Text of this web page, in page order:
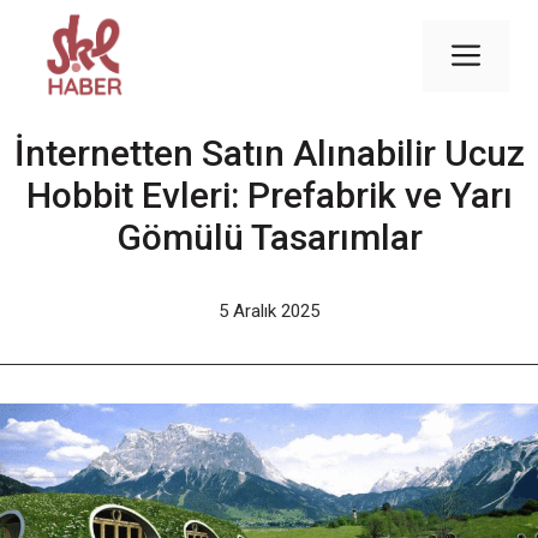
İnternetten Satın Alınabilir Ucuz
Hobbit Evleri: Prefabrik ve Yarı
Gömülü Tasarımlar
5 Aralık 2025